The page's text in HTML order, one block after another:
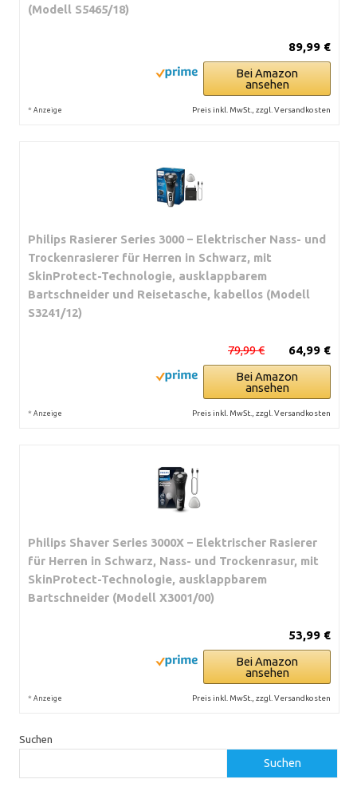
(Modell S5465/18)
89,99 €
Bei Amazon
ansehen
* Anzeige Preis inkl. MwSt., zzgl. Versandkosten
Philips Rasierer Series 3000 – Elektrischer Nass- und
Trockenrasierer für Herren in Schwarz, mit
SkinProtect-Technologie, ausklappbarem
Bartschneider und Reisetasche, kabellos (Modell
S3241/12)
64,99 €
79,99 €
Bei Amazon
ansehen
* Anzeige Preis inkl. MwSt., zzgl. Versandkosten
Philips Shaver Series 3000X – Elektrischer Rasierer
für Herren in Schwarz, Nass- und Trockenrasur, mit
SkinProtect-Technologie, ausklappbarem
Bartschneider (Modell X3001/00)
53,99 €
Bei Amazon
ansehen
* Anzeige Preis inkl. MwSt., zzgl. Versandkosten
Suchen
Suchen